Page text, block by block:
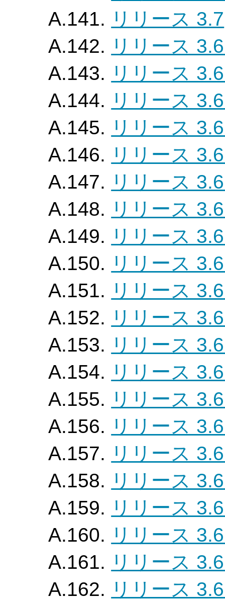
A.141. リリース 3.7
A.142. リリース
A.143. リリース
A.144. リリース
A.145. リリース
A.146. リリース
A.147. リリース
A.148. リリース
A.149. リリース
A.150. リリース
A.151. リリース
A.152. リリース
A.153. リリース
A.154. リリース
A.155. リリース
A.156. リリース
A.157. リリース
A.158. リリース
A.159. リリース
A.160. リリース
A.161. リリース
A.162. リリース